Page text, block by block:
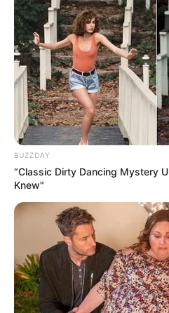
JASB
—Foto/
O JASB tem usado todas as suas
deixar os Agentes Comunitários e
informados sobre o Curso
Agente. Veja a matéria completa,
VEJA TAMBÉM:
+Motocicletas Honda: agentes
BUZZDAY
“Classic Dirty Dancing Mystery
Knew"